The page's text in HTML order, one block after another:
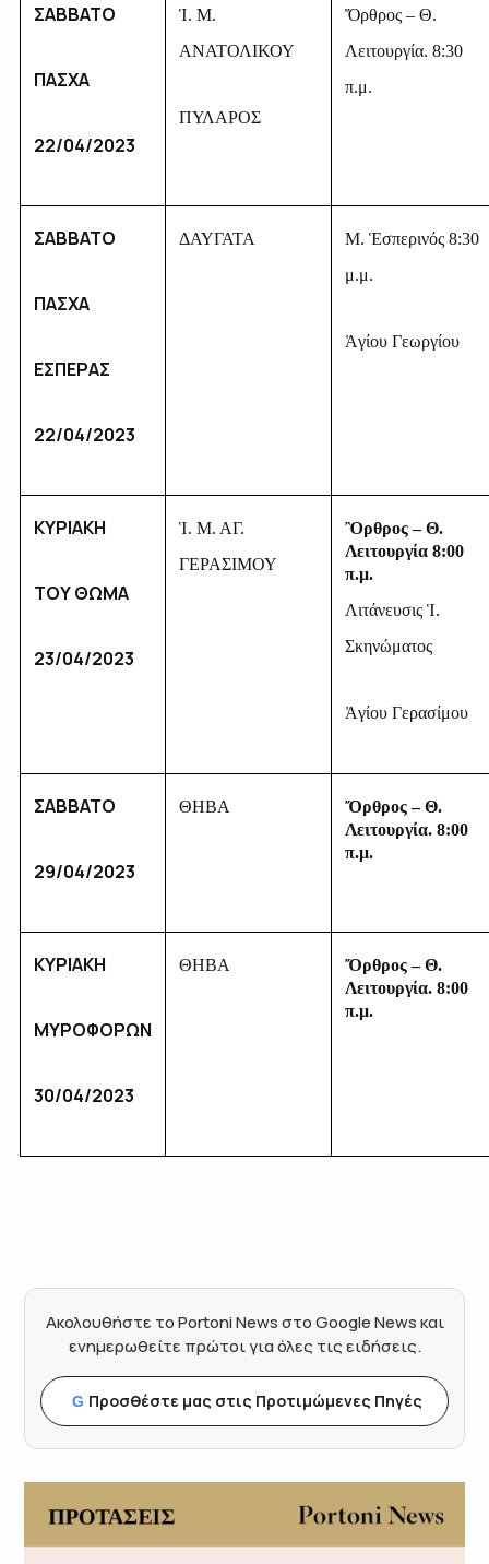
ΣΑΒΒΑΤΟ
ΠΑΣΧΑ
22/04/2023
Ἱ. Μ.
ΑΝΑΤΟΛΙΚΟΥ
ΠΥΛΑΡΟΣ
Ὄρθρος – Θ.
Λειτουργία. 8:30
π.μ.
ΣΑΒΒΑΤΟ
ΠΑΣΧΑ
EΣΠΕΡΑΣ
22/04/2023
ΔΑΥΓΑΤΑ
Μ. Ἑσπερινός 8:30
μ.μ.
Ἁγίου Γεωργίου
ΚΥΡΙΑΚΗ
ΤΟΥ ΘΩΜΑ
23/04/2023
Ἱ. Μ. ΑΓ.
ΓΕΡΑΣΙΜΟΥ
Ὂρθρος – Θ.
Λειτουργία 8:00
π.μ.
Λιτάνευσις Ἱ.
Σκηνώματος
Ἁγίου Γερασίμου
ΣΑΒΒΑΤΟ
29/04/2023
ΘΗΒΑ
Ὄρθρος – Θ.
Λειτουργία. 8:00
π.μ.
ΚΥΡΙΑΚΗ
ΜΥΡΟΦΟΡΩΝ
30/04/2023
ΘΗΒΑ
Ὄρθρος – Θ.
Λειτουργία. 8:00
π.μ.
Ακολουθήστε το Portoni News στο Google News και
ενημερωθείτε πρώτοι για όλες τις ειδήσεις.
G Προσθέστε μας στις Προτιμώμενες Πηγές